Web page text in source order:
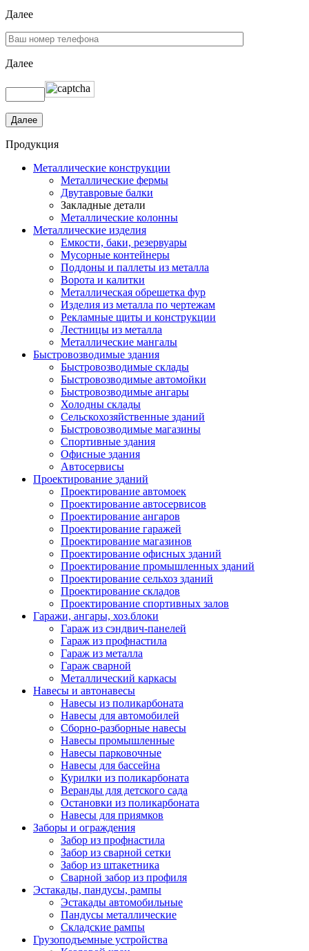
Далее
Далее
Продукция
Металлические конструкции
Металлические фермы
Двутавровые балки
Закладные детали
Металлические колонны
Металлические изделия
Емкости, баки, резервуары
Мусорные контейнеры
Поддоны и паллеты из металла
Ворота и калитки
Металлическая обрешетка фур
Изделия из металла по чертежам
Рекламные щиты и конструкции
Лестницы из металла
Металлические мангалы
Быстровозводимые здания
Быстровозводимые склады
Быстровозводимые автомойки
Быстровозводимые ангары
Холодны склады
Сельскохозяйственные зданий
Быстровозводимые магазины
Спортивные здания
Офисные здания
Автосервисы
Проектирование зданий
Проектирование автомоек
Проектирование автосервисов
Проектирование ангаров
Проектирование гаражей
Проектирование магазинов
Проектирование офисных зданий
Проектирование промышленных зданий
Проектирование сельхоз зданий
Проектирование складов
Проектирование спортивных залов
Гаражи, ангары, хоз.блоки
Гараж из сэндвич-панелей
Гараж из профнастила
Гараж из металла
Гараж сварной
Металлический каркасы
Навесы и автонавесы
Навесы из поликарбоната
Навесы для автомобилей
Сборно-разборные навесы
Навесы промышленные
Навесы парковочные
Навесы для бассейна
Курилки из поликарбоната
Веранды для детского сада
Остановки из поликарбоната
Навесы для приямков
Заборы и ограждения
Забор из профнастила
Забор из сварной сетки
Забор из штакетника
Сварной забор из профиля
Эстакады, пандусы, рампы
Эстакады автомобильные
Пандусы металлические
Складские рампы
Грузоподъемные устройства